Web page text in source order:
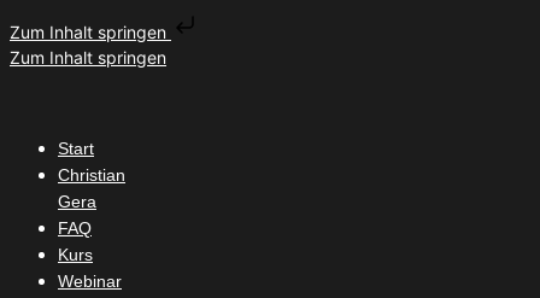
Zum Inhalt springen
Zum Inhalt springen
Start
Christian
Gera
FAQ
Kurs
Webinar